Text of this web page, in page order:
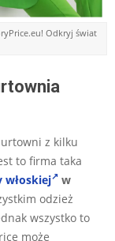
Odkryj świat
z kilku
to firma taka
włoskiej
w
odzież
wszystko to
może